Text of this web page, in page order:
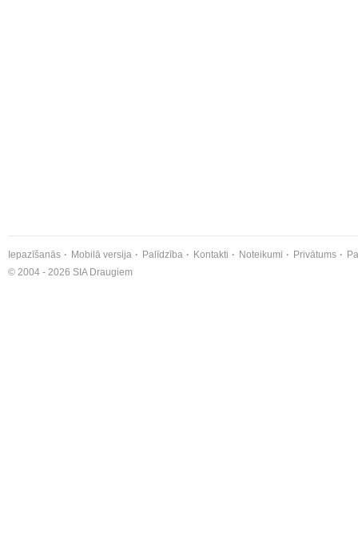
Iepazīšanās Mobilā versija Palīdzība Kontakti Noteikumi Privātums
© 2004 - 2026 SIA Draugiem